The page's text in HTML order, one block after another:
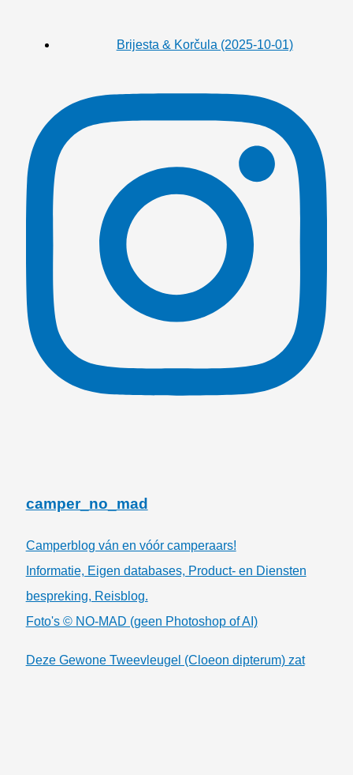
Brijesta & Korčula (2025-10-01)
camper_no_mad
Camperblog ván en vóór camperaars!
Informatie, Eigen databases, Product- en Diensten
bespreking, Reisblog.
Foto's © NO-MAD (geen Photoshop of AI)
Deze Gewone Tweevleugel (Cloeon dipterum) zat